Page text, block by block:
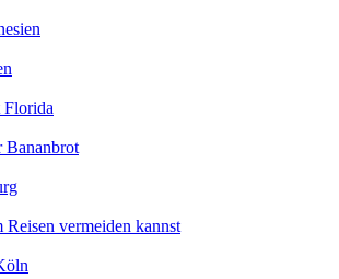
Bananbrot
Reisen vermeiden kannst